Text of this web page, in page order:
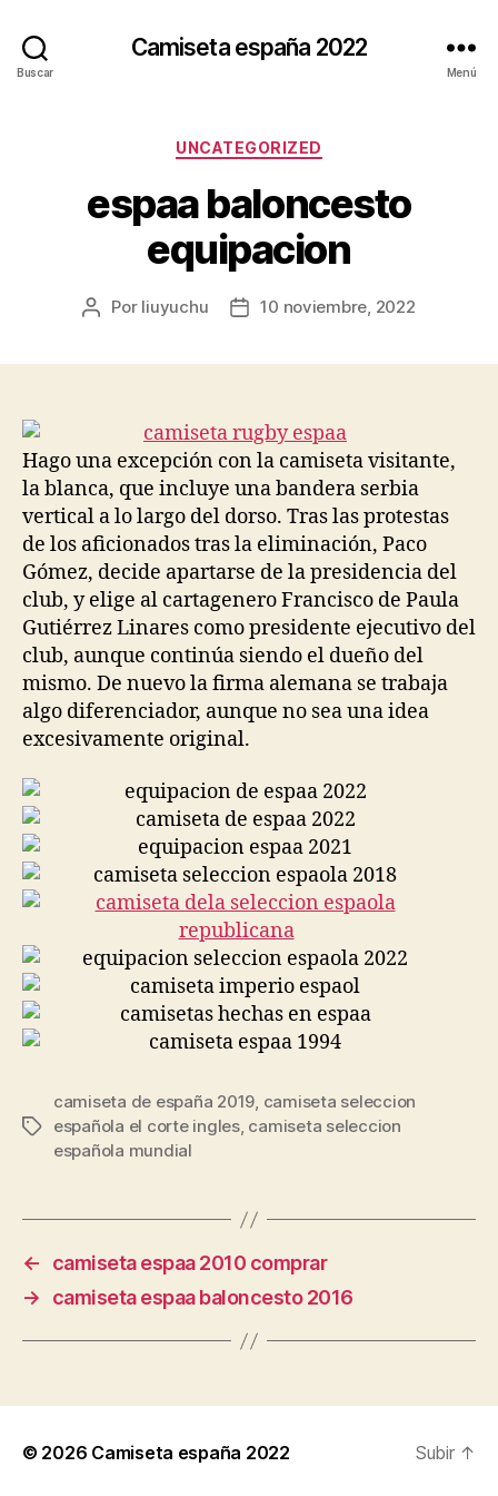
Buscar
Camiseta españa 2022
Menú
Categorías
UNCATEGORIZED
espaa baloncesto
equipacion
Autor
Por liuyuchu
Fecha10 noviembre, 2022
Hago una excepción con la camiseta visitante,
la blanca, que incluye una bandera serbia
vertical a lo largo del dorso. Tras las protestas
de los aficionados tras la eliminación, Paco
Gómez, decide apartarse de la presidencia del
club, y elige al cartagenero Francisco de Paula
Gutiérrez Linares como presidente ejecutivo del
club, aunque continúa siendo el dueño del
mismo. De nuevo la firma alemana se trabaja
algo diferenciador, aunque no sea una idea
excesivamente original.
Etiquetas
camiseta de españa 2019, camiseta seleccion
española el corte ingles, camiseta seleccion
española mundial
←
camiseta espaa 2010 comprar
→
camiseta espaa baloncesto 2016
© 2026 Camiseta españa 2022 Subir ↑